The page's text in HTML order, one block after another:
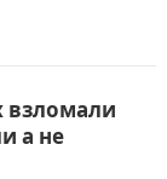
взломали
а не